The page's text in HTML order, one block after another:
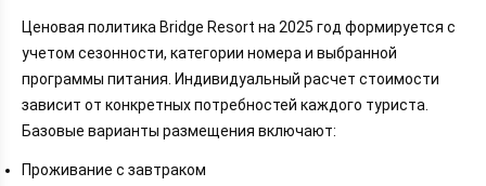
Ценовая политика Bridge Resort на 2025 год формируется с
учетом сезонности, категории номера и выбранной
программы питания. Индивидуальный расчет стоимости
зависит от конкретных потребностей каждого туриста.
Базовые варианты размещения включают:
Проживание с завтраком